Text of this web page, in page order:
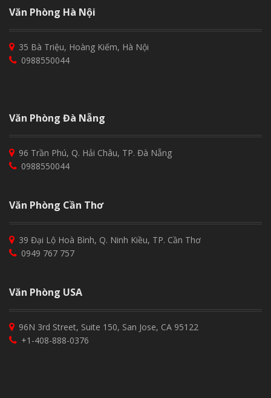
Văn Phòng Hà Nội
35 Bà Triệu, Hoàng Kiếm, Hà Nội
0988550044
Văn Phòng Đà Nẵng
96 Trần Phú, Q. Hải Châu, TP. Đà Nẵng
0988550044
Văn Phòng Cần Thơ
39 Đại Lộ Hoà Bình, Q. Ninh Kiều, TP. Cần Thơ
0949 767 757
Văn Phòng USA
96N 3rd Street, Suite 150, San Jose, CA 95122
+1-408-888-0376